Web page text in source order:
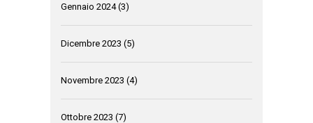
Gennaio 2024(3)
Dicembre 2023 (5)
Novembre 2023 (4)
Ottobre 2023 (7)